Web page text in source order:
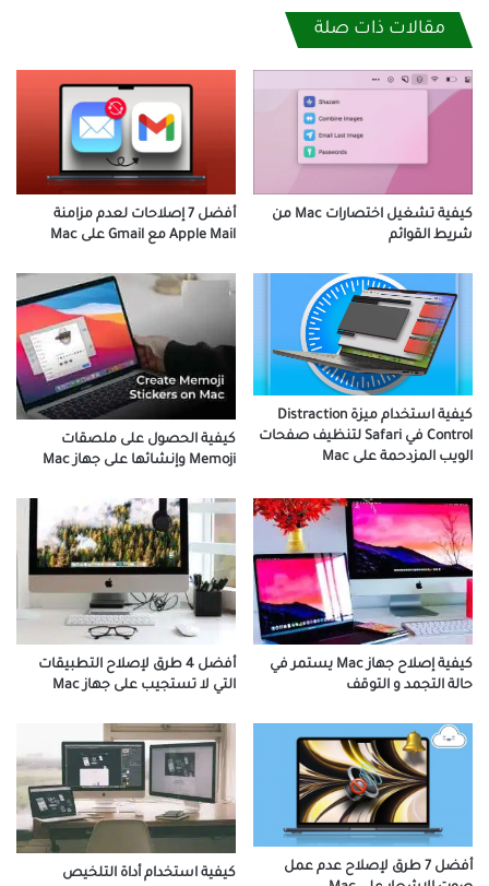
مقالات ذات صلة
كيفية تشغيل اختصارات Mac من
شريط القوائم
أفضل 7 إصلاحات لعدم مزامنة
Apple Mail مع Gmail على Mac
كيفية استخدام ميزة Distraction
Control في Safari لتنظيف صفحات
الويب المزدحمة على Mac
كيفية الحصول على ملصقات
Memoji وإنشائها على جهاز Mac
كيفية إصلاح جهاز Mac يستمر في
حالة التجمد و التوقف
أفضل 4 طرق لإصلاح التطبيقات
التي لا تستجيب على جهاز Mac
أفضل 7 طرق لإصلاح عدم عمل
كيفية استخدام أداة التلخيص